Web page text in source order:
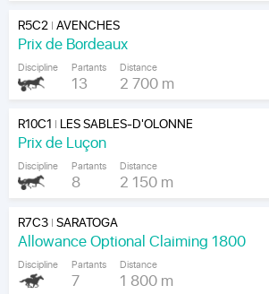
R5C2|AVENCHES
Prix de Bordeaux
Discipline Partants
13
Distance
2 700 m
R10C1 | LES SABLES-D'OLONNE
Prix de Luçon
Discipline Partants
8
Distance
2 150 m
R7C3|SARATOGA
Allowance Optional Claiming 1800
Discipline Partants
7
Distance
1 800 m